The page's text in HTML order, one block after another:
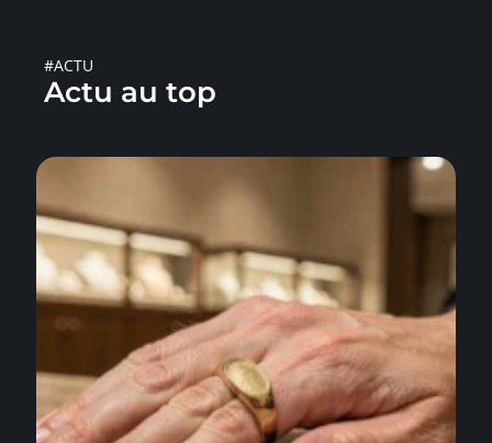
#ACTU
Actu au top